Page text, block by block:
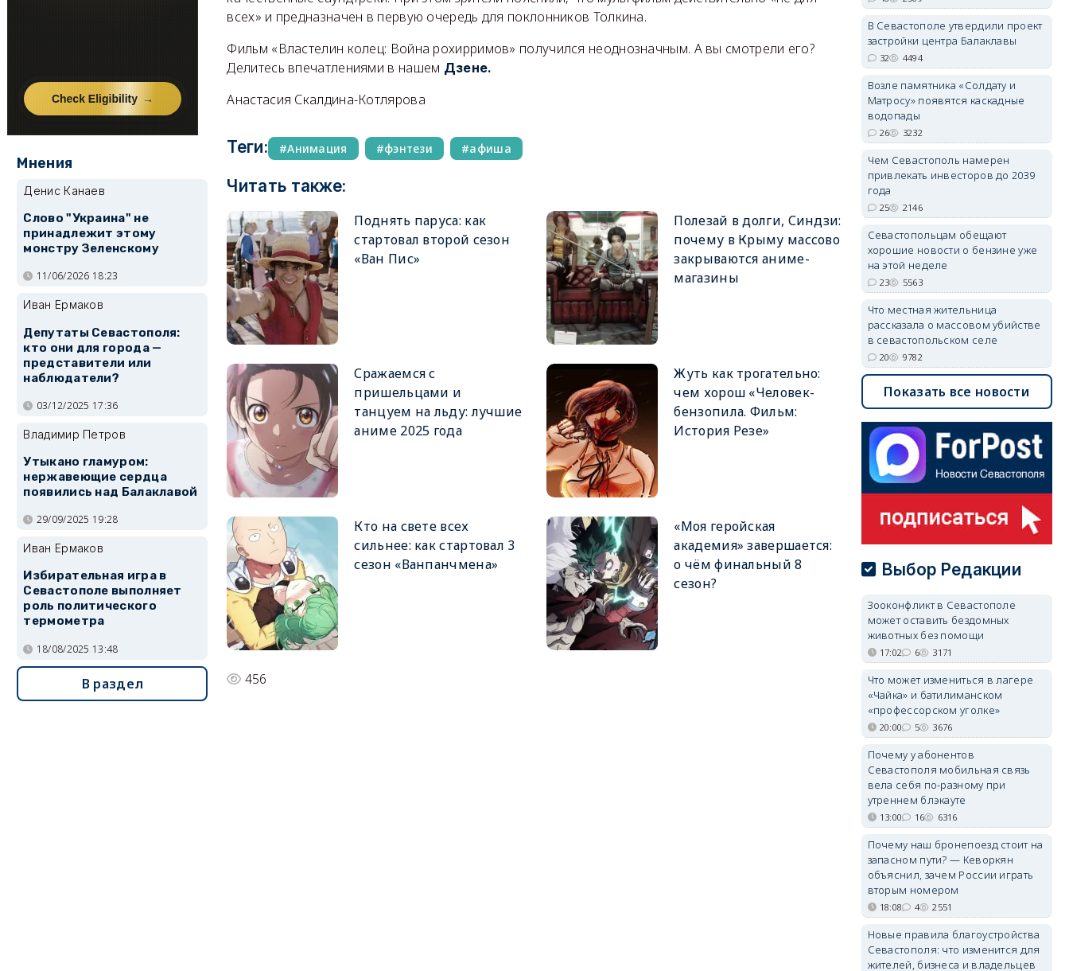
всех» и предназначен в первую очередь для поклонников Толкина.
Фильм «Властелин колец: Война рохирримов» получился неоднозначным. А вы смотрели его?
Делитесь впечатлениями в нашем Дзене.
Анастасия Скалдина-Котлярова
Теги: Анимация фэнтези афиша
Читать также:
Поднять паруса: как
стартовал второй сезон
«Ван Пис»
Полезай в долги, Синдзи:
почему в Крыму массово
закрываются аниме-
магазины
Сражаемся с
пришельцами и
танцуем на льду: лучшие
аниме 2025 года
Жуть как трогательно:
чем хорош «Человек-
бензопила. Фильм:
История Резе»
Кто на свете всех
сильнее: как стартовал 3
сезон «Ванпанчмена»
«Моя геройская
академия» завершается:
о чём финальный 8
сезон?
456
Мнения
Денис Канаев
Слово "Украина" не
принадлежит этому
монстру Зеленскому
11/06/2026 18:23
Иван Ермаков
Депутаты Севастополя:
кто они для города —
представители или
наблюдатели?
03/12/2025 17:36
Владимир Петров
Утыкано гламуром:
нержавеющие сердца
появились над Балаклавой
29/09/2025 19:28
Иван Ермаков
Избирательная игра в
Севастополе выполняет
роль политического
термометра
18/08/2025 13:48
В раздел
В Севастополе утвердили проект
застройки центра Балаклавы
32 4494
Возле памятника «Солдату и
Матросу» появятся каскадные
водопады
26 3232
Чем Севастополь намерен
привлекать инвесторов до 2039
года
25 2146
Севастопольцам обещают
хорошие новости о бензине уже
на этой неделе
23 5563
Что местная жительница
рассказала о массовом убийстве
в севастопольском селе
20 9782
Показать все новости
Выбор Редакции
Зооконфликт в Севастополе
может оставить бездомных
животных без помощи
17:02 6 3171
Что может измениться в лагере
«Чайка» и батилиманском
«профессорском уголке»
20:00 5 3676
Почему у абонентов
Севастополя мобильная связь
вела себя по-разному при
утреннем блэкауте
13:00 16 6316
Почему наш бронепоезд стоит на
запасном пути? — Кеворкян
объяснил, зачем России играть
вторым номером
18:08 4 2551
Новые правила благоустройства
Севастополя: что изменится для
жителей, бизнеса и владельцев